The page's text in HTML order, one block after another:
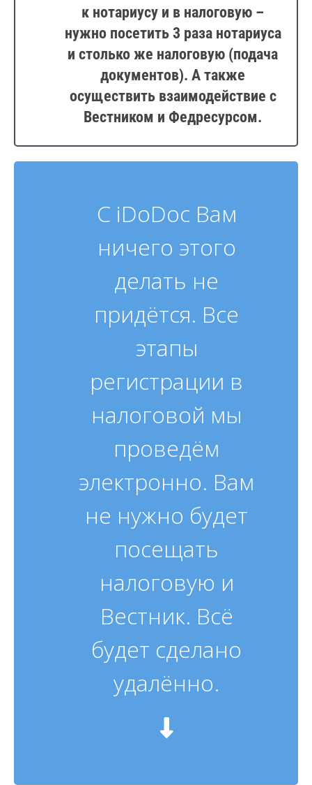
к нотариусу и в налоговую –
нужно посетить 3 раза нотариуса
и столько же налоговую (подача
документов). А также
осуществить взаимодействие с
Вестником и Федресурсом.
С iDoDoc Вам
ничего этого
делать не
придётся. Все
этапы
регистрации в
налоговой мы
проведём
электронно. Вам
не нужно будет
посещать
налоговую и
Вестник. Всё
будет сделано
удалённо.